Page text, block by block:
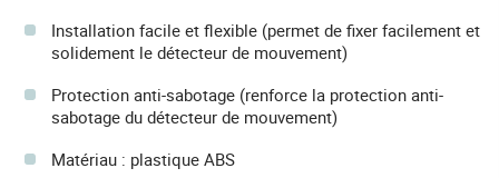
Installation facile et flexible (permet de fixer facilement et
solidement le détecteur de mouvement)
Protection anti-sabotage (renforce la protection anti-
sabotage du détecteur de mouvement)
Matériau : plastique ABS